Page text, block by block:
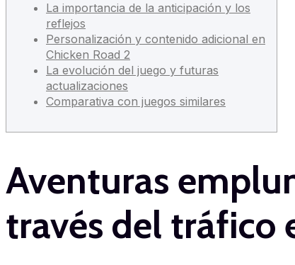
La importancia de la anticipación y los
reflejos
Personalización y contenido adicional en
Chicken Road 2
La evolución del juego y futuras
actualizaciones
Comparativa con juegos similares
Aventuras
través del tráfico